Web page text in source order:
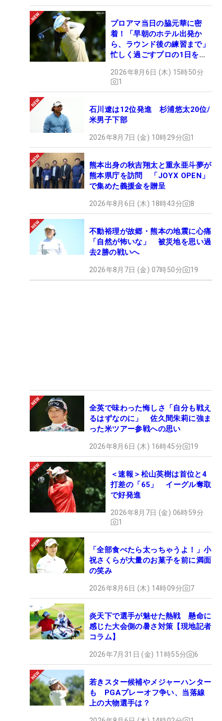
プロアマ当日の脇元華に密
着！「早朝のホテル出発か
ら、ラウンド後の練習まで」
忙しく過ごすプロの1日を公
2026年8月6日 (木) 15時50分
1
石川遼は12位発進 杉浦悠太20位/
米男子下部
2026年8月7日 (金) 10時29分 1
熊本出身の秋吉翔太と重永亜斗夢が
熊本県庁を訪問 「JOYX OPEN」
で集めた義援金を贈呈
2026年8月6日 (木) 18時43分 8
不動裕理が故郷・熊本の地震に心痛
「自然が怖いな」 被災地を思い過
去2勝の戦いへ
2026年8月7日 (金) 07時50分 19
全英で味わった悔しさ「自分も戦え
るはずなのに」 佐久間朱莉に強ま
った米ツアー参戦への思い
2026年8月6日 (木) 16時45分 19
＜速報＞松山英樹は首位と4
打差の「65」 イーグル奪取
で好発進
2026年8月7日 (金) 06時59分
1
「全部食べたら太っちゃうよ！」小
祝さくらが大量のお菓子を前に満面
の笑み
2026年8月6日 (木) 14時09分 7
炎天下で選手が魅せた熱戦 懸命に
感じた大会側の暑さ対策【現地記者
コラム】
2026年7月31日 (金) 11時55分 6
若きスター候補やメジャーハンター
も PGAプレーオフ争い、当落線
上の大物選手は？